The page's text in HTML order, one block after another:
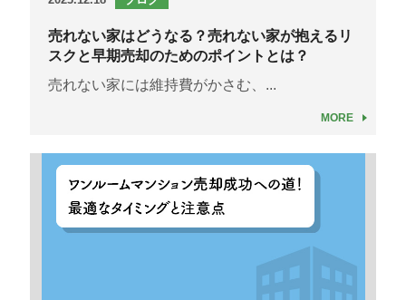
売れない家はどうなる？売れない家が抱えるリ
スクと早期売却のためのポイントとは？
売れない家には維持費がかさむ、...
MORE